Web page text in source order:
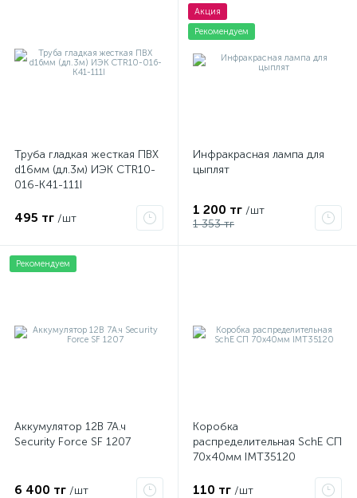
Труба гладкая жесткая ПВХ
d16мм (дл.3м) ИЭК CTR10-
016-K41-111I
495 тг /шт
Акция
Рекомендуем
Инфракрасная лампа для
цыплят
1 200 тг /шт
1 353 тг
Рекомендуем
Аккумулятор 12В 7А.ч
Security Force SF 1207
6 400 тг /шт
Коробка
распределительная SchE СП
70х40мм IMT35120
110 тг /шт